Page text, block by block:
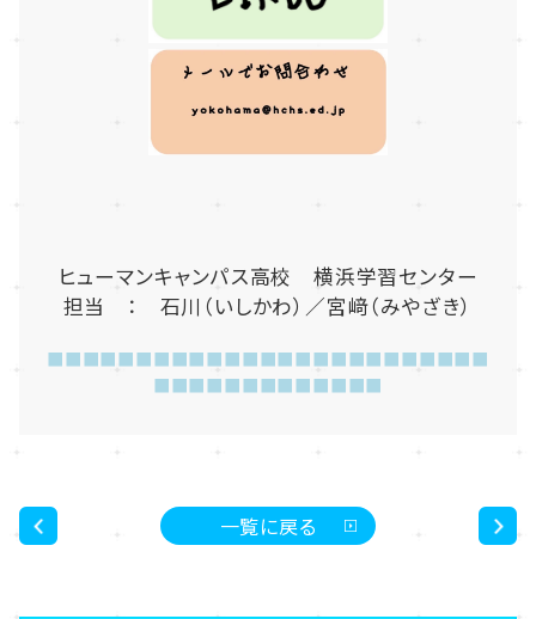
ヒューマンキャンパス高校 横浜学習センター
担当 ： 石川（いしかわ）／宮﨑（みやざき）
■■■■■■■■■■■■■■■■■■■■■■■■■
■■■■■■■■■■■■■
一覧に戻る